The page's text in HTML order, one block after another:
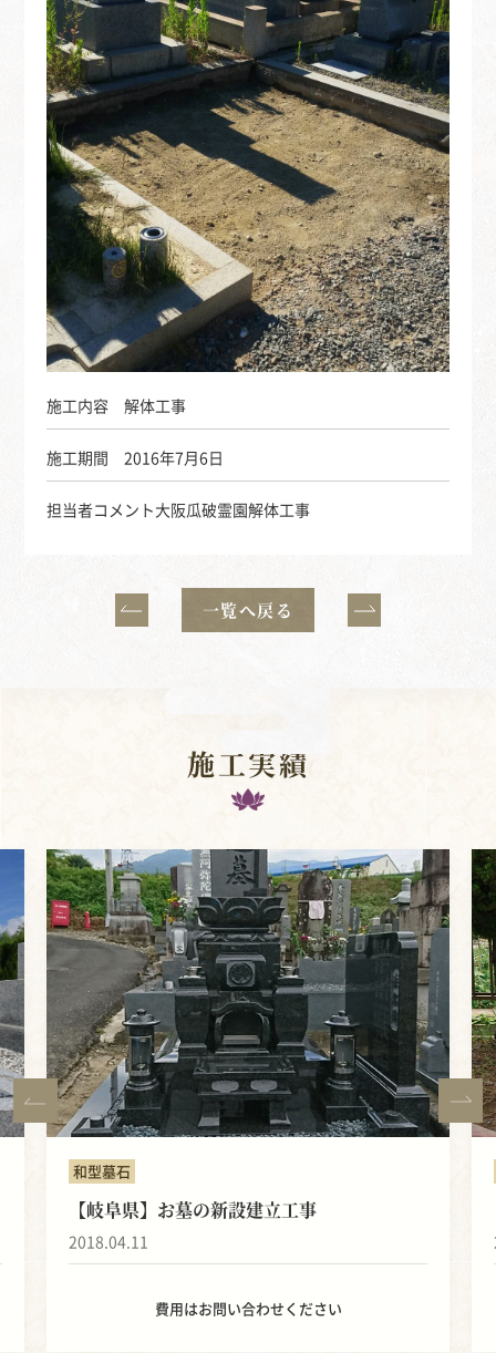
施工内容 解体工事
施工期間 2016年7月6日
担当者コメント大阪瓜破霊園解体工事
一覧へ戻る
施工実績
和型墓石
【岐阜県】お墓の新設建立工事
2018.04.11
費用はお問い合わせください